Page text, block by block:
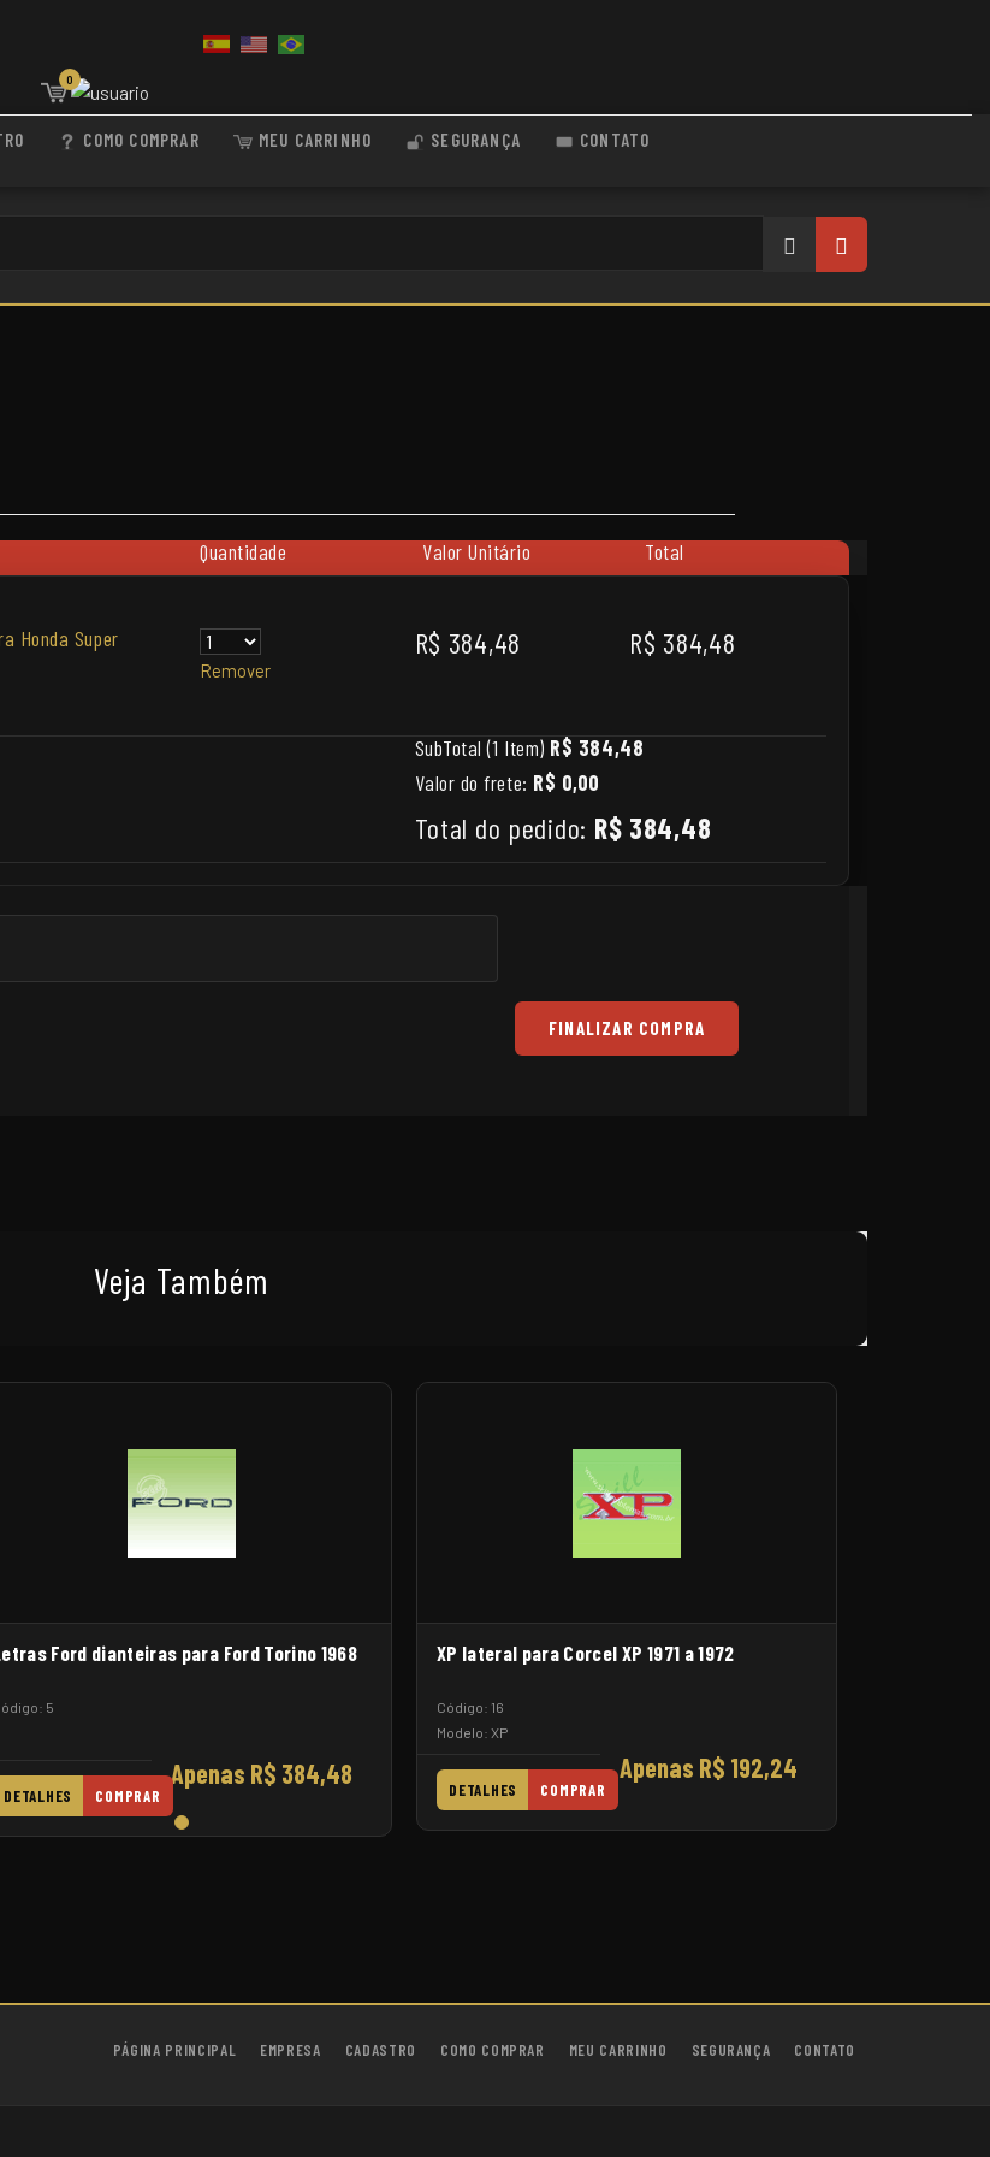
0
COMO COMPRAR MEU CARRINHO SEGURANÇA CONTATO
Quantidade Valor Unitário Total
Honda Super
Remover
R$ 384,48 R$ 384,48
SubTotal (1 Item) R$ 384,48
Valor do frete: R$ 0,00
Total do pedido: R$ 384,48
FINALIZAR COMPRA
Veja Também
Ford dianteiras para Ford Torino 1968
5
Apenas R$ 384,48
DETALHES COMPRAR
XP lateral para Corcel XP 1971 a 1972
Código: 16
Modelo: XP
Apenas R$ 192,24
DETALHES COMPRAR
PÁGINA PRINCIPAL EMPRESA CADASTRO COMO COMPRAR MEU CARRINHO SEGURANÇA CONTATO